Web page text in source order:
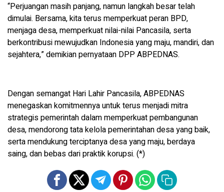
“Perjuangan masih panjang, namun langkah besar telah
dimulai. Bersama, kita terus memperkuat peran BPD,
menjaga desa, memperkuat nilai-nilai Pancasila, serta
berkontribusi mewujudkan Indonesia yang maju, mandiri, dan
sejahtera,” demikian pernyataan DPP ABPEDNAS.
Dengan semangat Hari Lahir Pancasila, ABPEDNAS
menegaskan komitmennya untuk terus menjadi mitra
strategis pemerintah dalam memperkuat pembangunan
desa, mendorong tata kelola pemerintahan desa yang baik,
serta mendukung terciptanya desa yang maju, berdaya
saing, dan bebas dari praktik korupsi. (*)